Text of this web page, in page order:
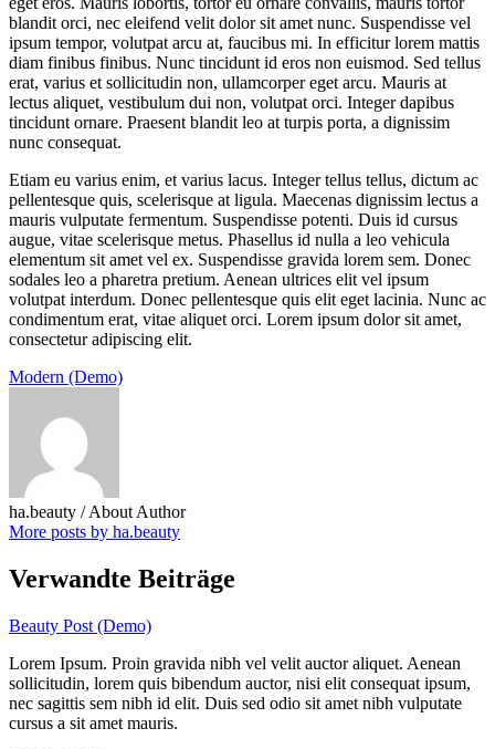
blandit orci, nec eleifend velit dolor sit amet nunc. Suspendisse vel
ipsum tempor, volutpat arcu at, faucibus mi. In efficitur lorem mattis
diam finibus finibus. Nunc tincidunt id eros non euismod. Sed tellus
erat, varius et sollicitudin non, ullamcorper eget arcu. Mauris at
lectus aliquet, vestibulum dui non, volutpat orci. Integer dapibus
tincidunt ornare. Praesent blandit leo at turpis porta, a dignissim
nunc consequat.
Etiam eu varius enim, et varius lacus. Integer tellus tellus, dictum ac
pellentesque quis, scelerisque at ligula. Maecenas dignissim lectus a
mauris vulputate fermentum. Suspendisse potenti. Duis id cursus
augue, vitae scelerisque metus. Phasellus id nulla a leo vehicula
elementum sit amet vel ex. Suspendisse gravida lorem sem. Donec
sodales leo a pharetra pretium. Aenean ultrices elit vel ipsum
volutpat interdum. Donec pellentesque quis elit eget lacinia. Nunc ac
condimentum erat, vitae aliquet orci. Lorem ipsum dolor sit amet,
consectetur adipiscing elit.
Modern (Demo)
ha.beauty / About Author
More posts by ha.beauty
Verwandte Beiträge
Beauty Post (Demo)
Lorem Ipsum. Proin gravida nibh vel velit auctor aliquet. Aenean
sollicitudin, lorem quis bibendum auctor, nisi elit consequat ipsum,
nec sagittis sem nibh id elit. Duis sed odio sit amet nibh vulputate
cursus a sit amet mauris.